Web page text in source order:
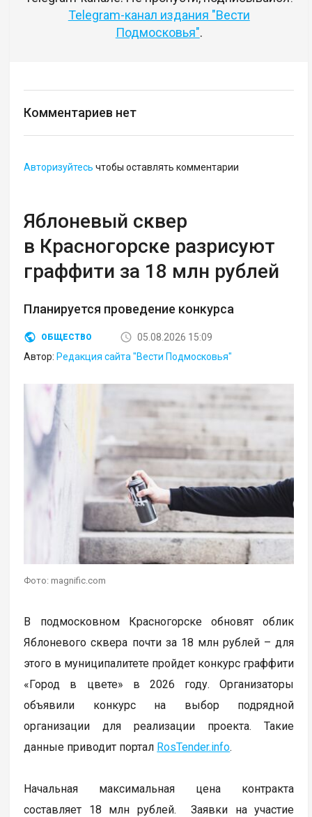
Telegram-канал издания "Вести
Подмосковья".
Комментариев нет
Авторизуйтесь чтобы оставлять комментарии
Яблоневый сквер
в Красногорске разрисуют
граффити за 18 млн рублей
Планируется проведение конкурса
ОБЩЕСТВО
05.08.2026 15:09
Автор: Редакция сайта "Вести Подмосковья"
Фото: magnific.com
В подмосковном Красногорске обновят облик
Яблоневого сквера почти за 18 млн рублей – для
этого в муниципалитете пройдет конкурс граффити
«Город в цвете» в 2026 году. Организаторы
объявили конкурс на выбор подрядной
организации для реализации проекта. Такие
данные приводит портал RosTender.info.
Начальная максимальная цена контракта
составляет 18 млн рублей. Заявки на участие